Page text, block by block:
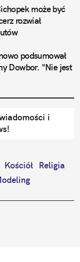
może być
rozwiał
podsumował
Dowbor. "Nie jest
i
Kościół Religia